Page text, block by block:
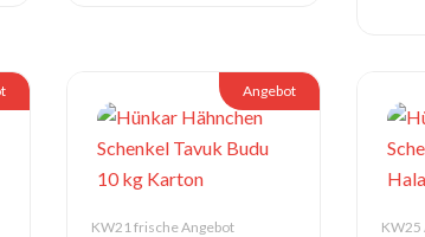
Angebot
KW21 frische Angebot KW25